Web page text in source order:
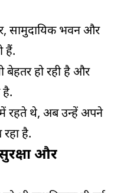
सामुदायिक भवन और
हैं.
हो रही है और
है.
रहते थे, अब उन्हें अपने
है.
और